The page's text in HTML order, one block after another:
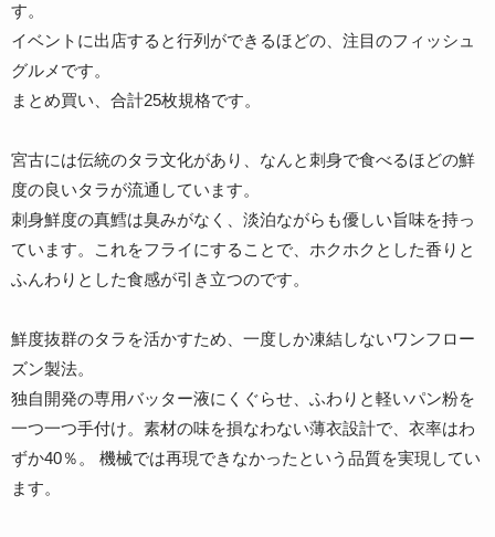
す。
イベントに出店すると行列ができるほどの、注目のフィッシュ
グルメです。
まとめ買い、合計25枚規格です。
宮古には伝統のタラ文化があり、なんと刺身で食べるほどの鮮
度の良いタラが流通しています。
刺身鮮度の真鱈は臭みがなく、淡泊ながらも優しい旨味を持っ
ています。これをフライにすることで、ホクホクとした香りと
ふんわりとした食感が引き立つのです。
鮮度抜群のタラを活かすため、一度しか凍結しないワンフロー
ズン製法。
独自開発の専用バッター液にくぐらせ、ふわりと軽いパン粉を
一つ一つ手付け。素材の味を損なわない薄衣設計で、衣率はわ
ずか40％。 機械では再現できなかったという品質を実現してい
ます。